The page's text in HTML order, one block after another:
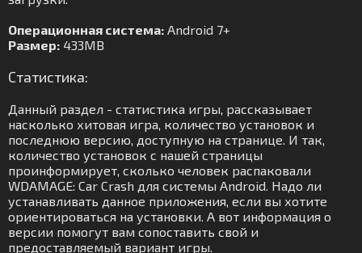
Операционная система: Android 7+
Размер: 433MB
Статистика:
Данный раздел - статистика игры, рассказывает
насколько хитовая игра, количество установок и
последнюю версию, доступную на странице. И так,
количество установок с нашей страницы
проинформирует, сколько человек распаковали
WDAMAGE: Car Crash для системы Android. Надо ли
устанавливать данное приложения, если вы хотите
ориентироваться на установки. А вот информация о
версии помогут вам сопоставить свой и
предоставляемый вариант игры.